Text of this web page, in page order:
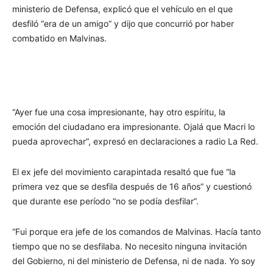
ministerio de Defensa, explicó que el vehículo en el que
desfiló “era de un amigo” y dijo que concurrió por haber
combatido en Malvinas.
“Ayer fue una cosa impresionante, hay otro espíritu, la
emoción del ciudadano era impresionante. Ojalá que Macri lo
pueda aprovechar”, expresó en declaraciones a radio La Red.
El ex jefe del movimiento carapintada resaltó que fue “la
primera vez que se desfila después de 16 años” y cuestionó
que durante ese período “no se podía desfilar”.
“Fui porque era jefe de los comandos de Malvinas. Hacía tanto
tiempo que no se desfilaba. No necesito ninguna invitación
del Gobierno, ni del ministerio de Defensa, ni de nada. Yo soy